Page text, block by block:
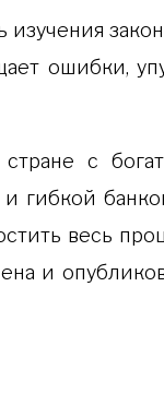
изучения
ошибки,
с
весь
и